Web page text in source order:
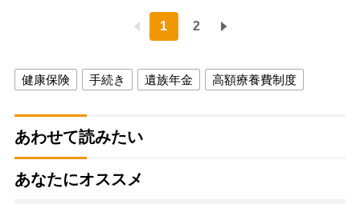
1 2
健康保険 手続き 遺族年金 高額療養費制度
あわせて読みたい
あなたにオススメ